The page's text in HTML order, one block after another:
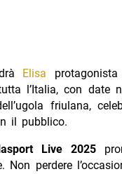
Elisa
l’Italia, con date
friulana,
il pubblico.
Live 2025
Non perdere